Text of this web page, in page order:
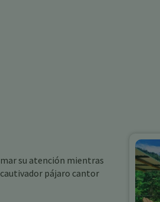
su atención mientras
pájaro cantor